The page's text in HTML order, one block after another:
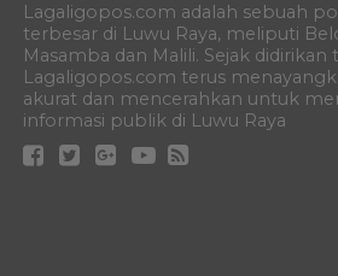
Lagaligopos.com adalah sebuah
terbesar di Luwu Raya, meliputi
Masamba dan Malili. Sejak didirikan
Lagaligopos.com terus
akurat dan mencerahkan untuk
informasi publik di Luwu Raya